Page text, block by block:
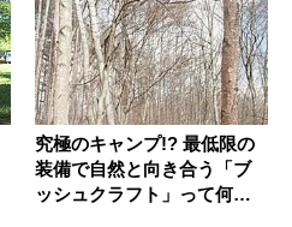
究極のキャンプ!? 最低限の
装備で自然と向き合う「ブ
ッシュクラフト」って何